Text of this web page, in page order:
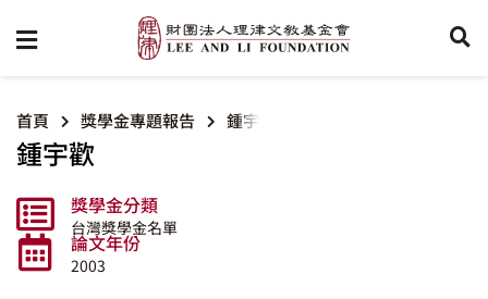
首頁 獎學金專題報告 鍾宇歡
鍾宇歡
獎學金分類
台灣獎學金名單
論文年份
2003